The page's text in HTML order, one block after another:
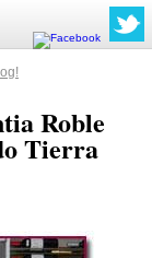
Roble
Tierra